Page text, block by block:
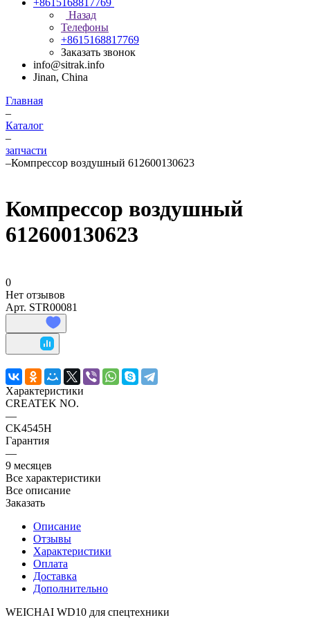
+8615168817769
Назад
Телефоны
+8615168817769
Заказать звонок
info@sitrak.info
Jinan, China
Главная
–
Каталог
–
запчасти
–Компрессор воздушный 612600130623
Компрессор воздушный
612600130623
0
Нет отзывов
Арт. STR00081
Характеристики
CREATEK NO.
—
CK4545H
Гарантия
—
9 месяцев
Все характеристики
Все описание
Заказать
Описание
Отзывы
Характеристики
Оплата
Доставка
Дополнительно
WEICHAI WD10 для спецтехники